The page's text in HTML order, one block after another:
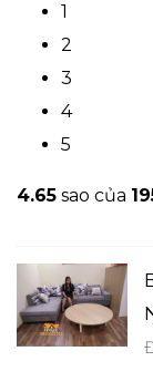
1
2
3
4
5
4.65 sao của